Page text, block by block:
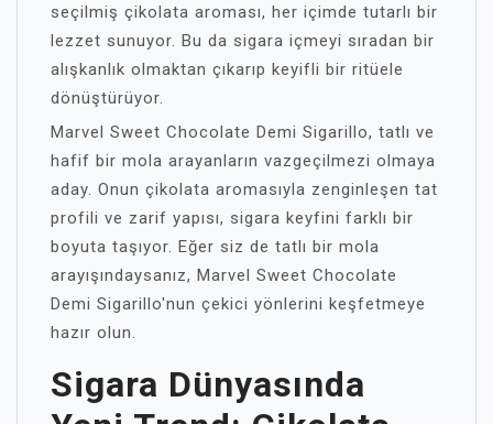
seçilmiş çikolata aroması, her içimde tutarlı bir
lezzet sunuyor. Bu da sigara içmeyi sıradan bir
alışkanlık olmaktan çıkarıp keyifli bir ritüele
dönüştürüyor.
Marvel Sweet Chocolate Demi Sigarillo, tatlı ve
hafif bir mola arayanların vazgeçilmezi olmaya
aday. Onun çikolata aromasıyla zenginleşen tat
profili ve zarif yapısı, sigara keyfini farklı bir
boyuta taşıyor. Eğer siz de tatlı bir mola
arayışındaysanız, Marvel Sweet Chocolate
Demi Sigarillo'nun çekici yönlerini keşfetmeye
hazır olun.
Sigara Dünyasında